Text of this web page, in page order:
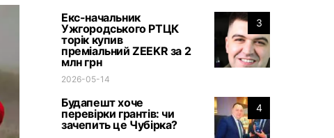
3
Екс-начальник
Ужгородського РТЦК
торік купив
преміальний ZEEKR за 2
млн грн
2026-05-14
4
Будапешт хоче
перевірки грантів: чи
зачепить це Чубірка?